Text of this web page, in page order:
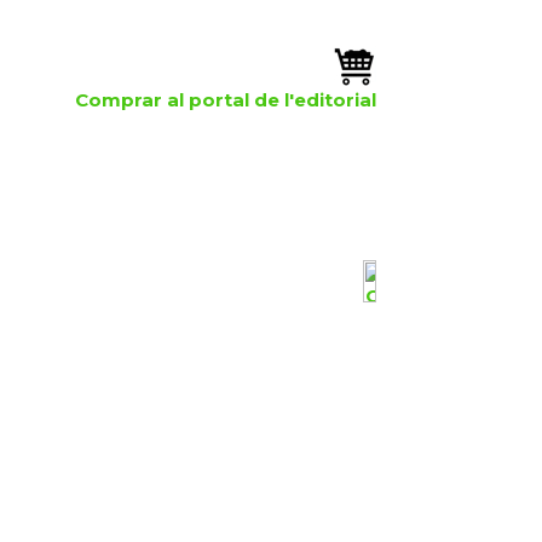
Comprar al portal de l'editorial